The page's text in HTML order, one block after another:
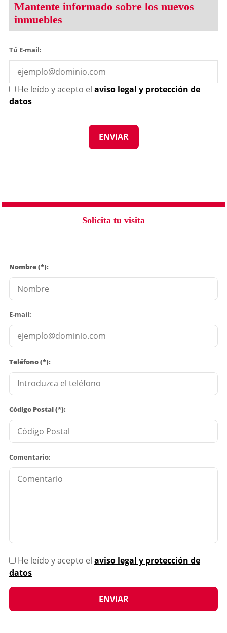
Solicita tu visita
Nombre (*):
E-mail:
Teléfono (*):
Código Postal (*):
Comentario:
He leído y acepto el aviso legal y protección de
datos
Mantente informado sobre los nuevos
inmuebles
Tú E-mail:
He leído y acepto el aviso legal y protección de
datos